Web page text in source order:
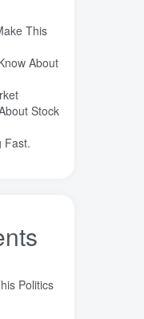
陶瓷(30)
年(1)
This
About
Stock
Fast.
Politics